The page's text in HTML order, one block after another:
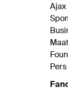
Pers